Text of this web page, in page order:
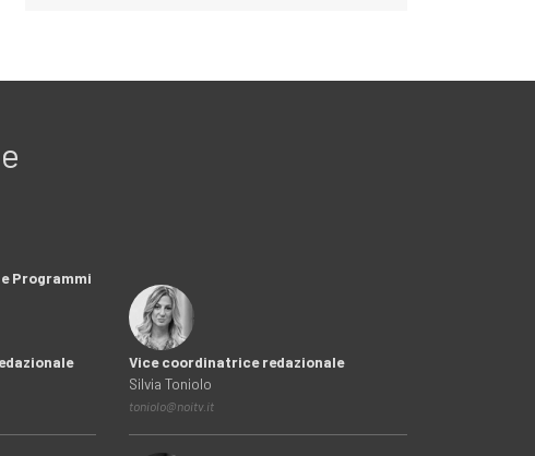
Programmi
Vice coordinatrice redazionale
Silvia Toniolo
toniolo@noitv.it